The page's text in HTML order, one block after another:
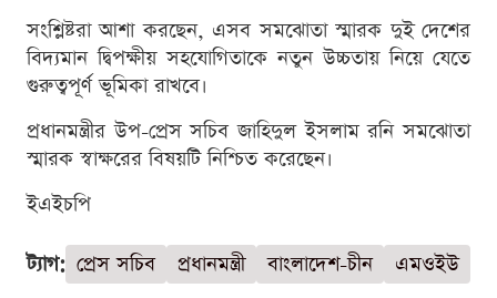
সংশ্লিষ্টরা আশা করছেন, এসব সমঝোতা স্মারক দুই দেশের
বিদ্যমান দ্বিপক্ষীয় সহযোগিতাকে নতুন উচ্চতায় নিয়ে যেতে
গুরুত্বপূর্ণ ভূমিকা রাখবে।
প্রধানমন্ত্রীর উপ-প্রেস সচিব জাহিদুল ইসলাম রনি সমঝোতা
স্মারক স্বাক্ষরের বিষয়টি নিশ্চিত করেছেন।
ইএইচপি
ট্যাগ: প্রেস সচিব প্রধানমন্ত্রী বাংলাদেশ-চীন এমওইউ